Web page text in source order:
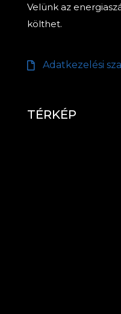
Velünk az
költhet.
Adatkezelési
TÉRKÉP